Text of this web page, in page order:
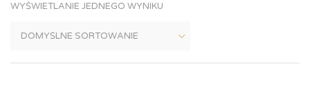
WYŚWIETLANIE JEDNEGO WYNIKU